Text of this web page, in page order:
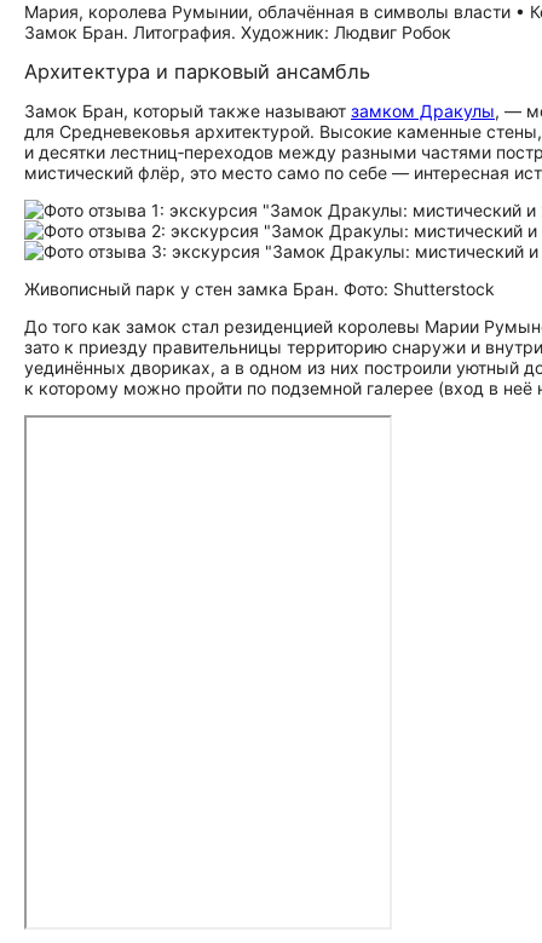
Мария, королева Румынии, облачённая в символы власти
Замок Бран. Литография. Художник: Людвиг Робок
Архитектура и парковый ансамбль
Замок Бран, который также называют замком Дракулы, —
для Средневековья архитектурой. Высокие каменные
и десятки лестниц‑переходов между разными частями
мистический флёр, это место само по себе — интересная
Живописный парк у стен замка Бран. Фото: Shutterstock
До того как замок стал резиденцией королевы Марии
зато к приезду правительницы территорию снаружи и
уединённых двориках, а в одном из них построили уютный
к которому можно пройти по подземной галерее (вход в неё